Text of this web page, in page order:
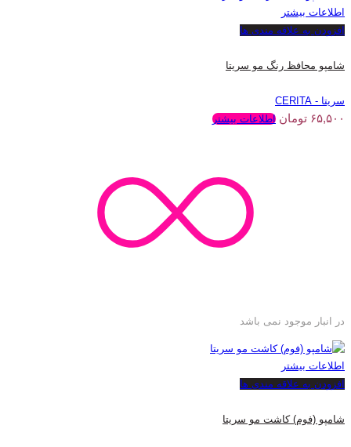
اطلاعات بیشتر
افزودن به علاقه مندی ها
شامپو محافظ رنگ مو سریتا
سریتا - CERITA
۶۵,۵۰۰ تومان اطلاعات بیشتر
در انبار موجود نمی باشد
اطلاعات بیشتر
افزودن به علاقه مندی ها
شامپو (فوم) کاشت مو سریتا